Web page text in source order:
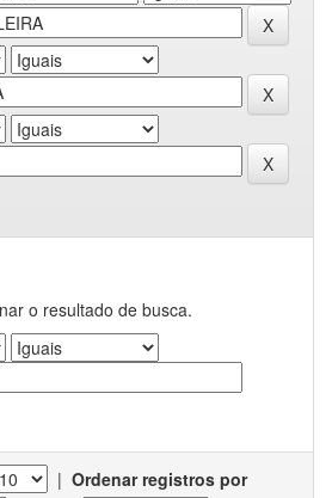
o resultado de busca.
| Ordenar registros por